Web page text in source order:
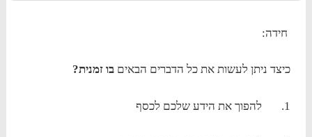
חידה:
כיצד ניתן לעשות את כל הדברים הבאיםבו זמנית?